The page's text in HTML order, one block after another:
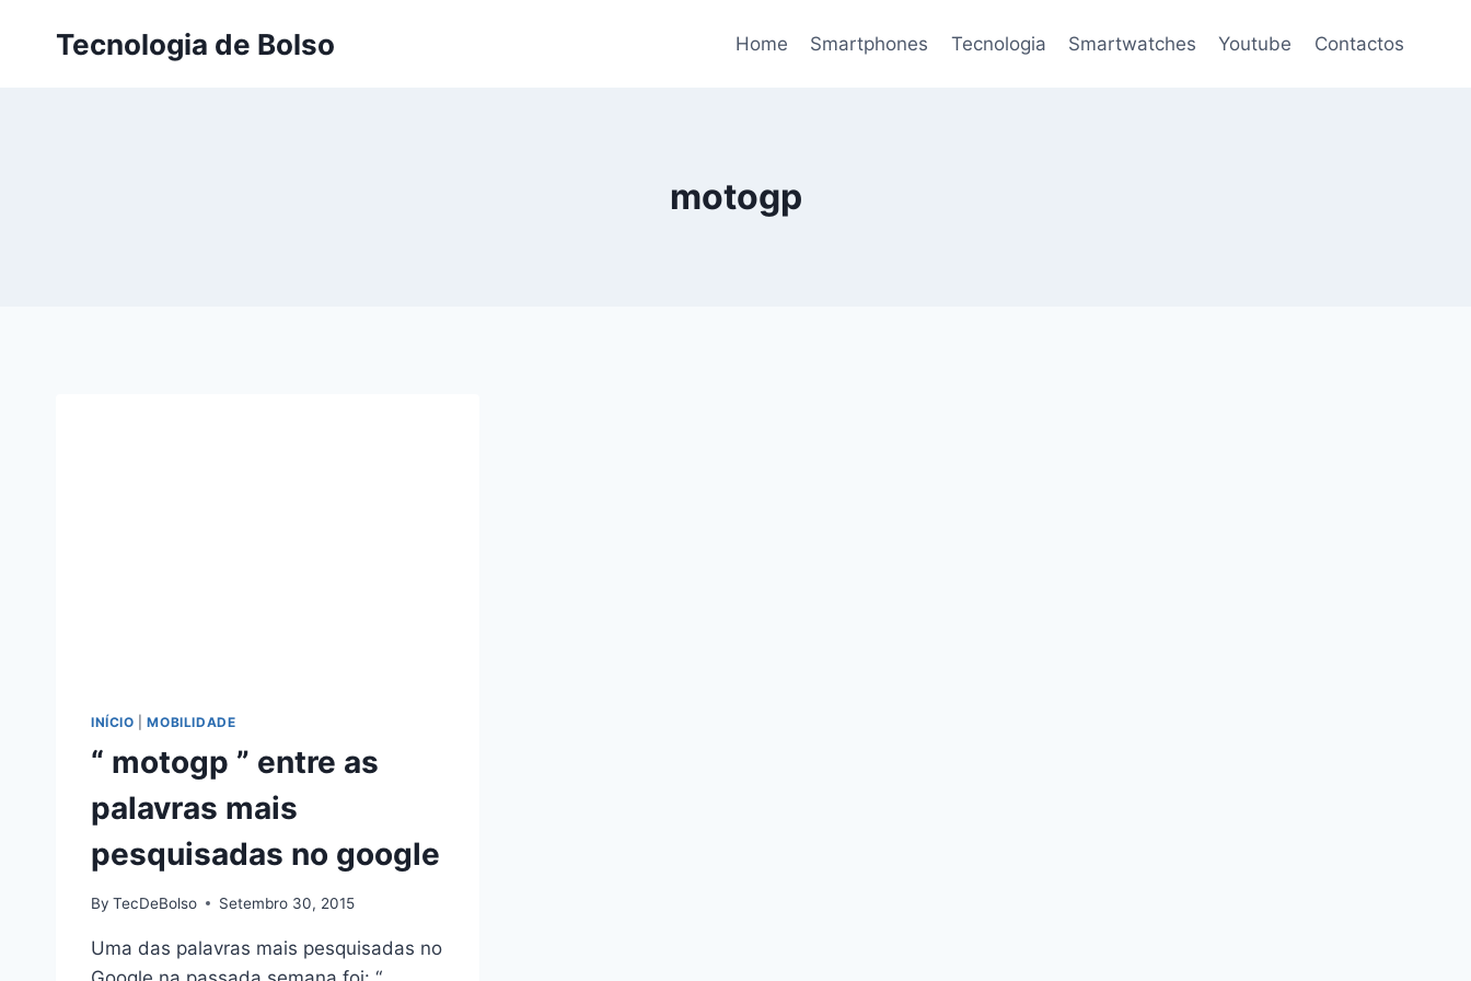
Tecnologia de Bolso Home Smartphones Tecnologia Smartwatches Youtube Contactos
motogp
INÍCIO |MOBILIDADE
“ motogp ” entre as
palavras mais
pesquisadas no google
By TecDeBolso Setembro 30, 2015
Uma das palavras mais pesquisadas no